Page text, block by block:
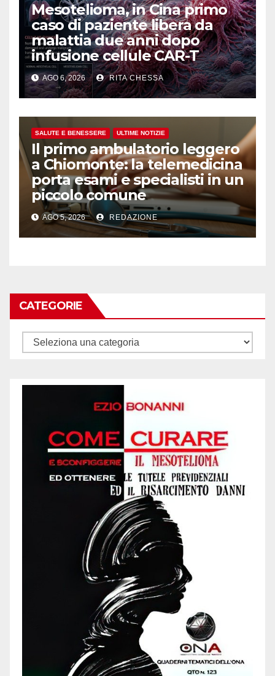
Mesotelioma, in Cina primo
caso di paziente libera da
malattia due anni dopo
infusione cellule CAR-T
AGO 6, 2026 RITA CHESSA
SALUTE E BENESSERE ULTIME NOTIZIE
Il primo ambulatorio leggero
a Chiomonte: la telemedicina
porta esami e specialisti in un
piccolo comune
AGO 5, 2026 REDAZIONE
CATEGORIE
Categorie